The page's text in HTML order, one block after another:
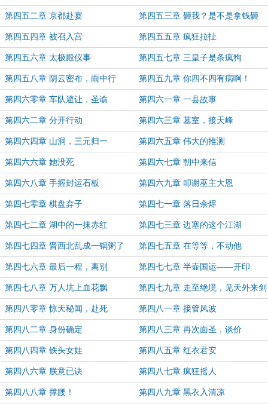
第四五二章 京都赴宴 第四五三章 砸我？是不是拿钱砸
我？
第四五四章 被召入宫 第四五五章 疯狂拉扯
第四五六章 太极殿仪事 第四五七章 三皇子是条疯狗
第四五八章 阴云密布，雨中行 第四五九章 你四不四有病啊！
第四六零章 车队避让，圣谕 第四六一章 一县故事
第四六二章 分开行动 第四六三章 墓室，接天峰
第四六四章 山洞，三元归一 第四六五章 伟大的推测
第四六六章 她没死 第四六七章 朝中来信
第四六八章 手握封运石板 第四六九章 叩谢巫主大恩
第四七零章 棋盘弃子 第四七一章 落日余烬
第四七二章 湖中的一抹赤红 第四七三章 边塞的这个江湖
第四七四章 晋西北乱成一锅粥了 第四七五章 在等等，不动他
第四七六章 最后一程，离别 第四七七章 半壶国运——开印
第四七八章 万人坑上血花飘 第四七九章 走至绝境，见天外来剑
第四八零章 惊天秘闻，赴死 第四八一章 接管风波
第四八二章 身份确定 第四八三章 再次面圣，谈价
第四八四章 铁头女娃 第四八五章 红衣君安
第四八六章 朕意已诀 第四八七章 疯狂摇人
第四八八章 撑腰！ 第四八九章 黑衣入清凉